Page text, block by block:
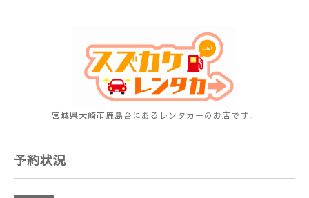
宮城県大崎市鹿島台にあるレンタカーのお店です。
予約状況